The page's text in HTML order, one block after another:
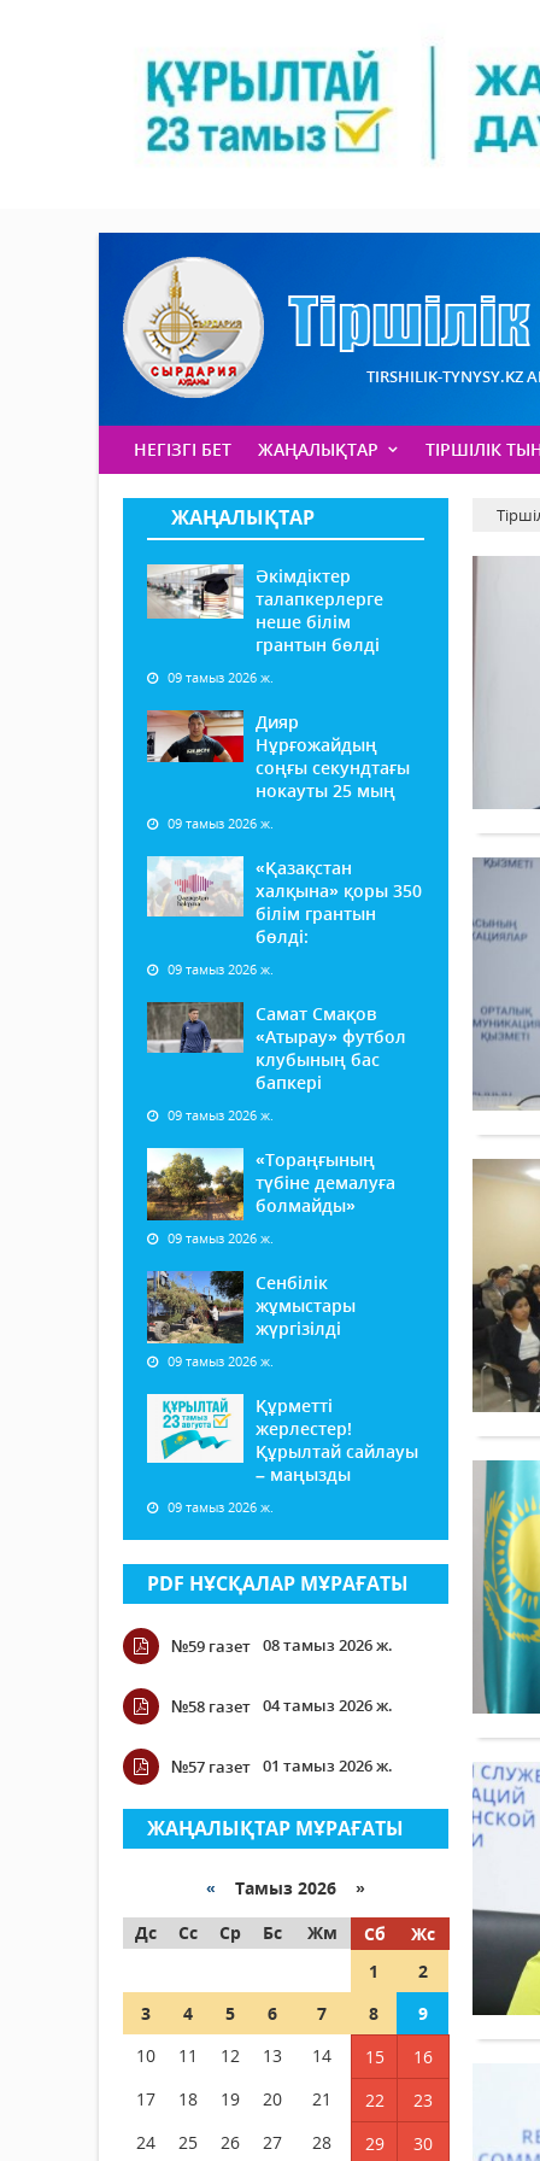
TIRSHILIK-
НЕГІЗГІ БЕТ ЖАҢАЛЫҚТАР ТІРШІЛІК
ЖАҢАЛЫҚТАР
Әкімдіктер
талапкерлерге
неше білім
грантын бөлді
09 тамыз 2026 ж.
Дияр
Нұрғожайдың
соңғы секундтағы
нокауты 25 мың
09 тамыз 2026 ж.
«Қазақстан
халқына» қоры 350
білім грантын
бөлді:
09 тамыз 2026 ж.
Самат Смақов
«Атырау» футбол
клубының бас
бапкері
09 тамыз 2026 ж.
«Тораңғының
түбіне демалуға
болмайды»
09 тамыз 2026 ж.
Сенбілік
жұмыстары
жүргізілді
09 тамыз 2026 ж.
Құрметті
жерлестер!
Құрылтай сайлауы
– маңызды
09 тамыз 2026 ж.
PDF НҰСҚАЛАР МҰРАҒАТЫ
№59 газет 08 тамыз 2026 ж.
№58 газет 04 тамыз 2026 ж.
№57 газет 01 тамыз 2026 ж.
ЖАҢАЛЫҚТАР МҰРАҒАТЫ
« Тамыз 2026 »
Дс
Сс Ср Бс Жм Сб
Жс
1
2
3
4 5 6 7 8
9
10
11 12 13 14 15
16
17
18 19 20 21 22
23
24
25 26 27 28 29 30